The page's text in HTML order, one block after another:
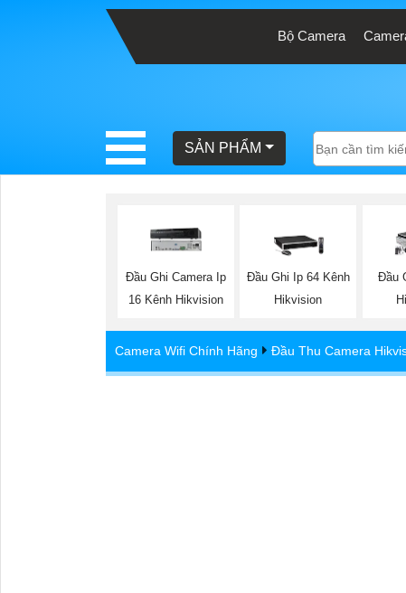
Bộ Camera
SẢN PHẨM
Đầu Ghi Camera Ip
16 Kênh Hikvision
Đầu Ghi Ip 64 Kênh
Hikvision
Đầu
Camera Wifi Chính Hãng Đầu Thu Camera